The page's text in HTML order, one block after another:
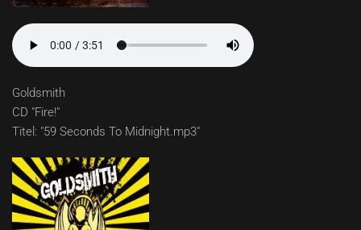
Goldsmith
CD "Fire!"
Titel: "59 Seconds To Midnight.mp3"